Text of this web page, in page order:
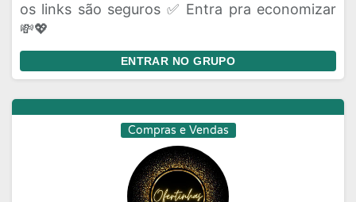
os links são seguros ✅ Entra pra economizar
💸💖
ENTRAR NO GRUPO
Compras e Vendas